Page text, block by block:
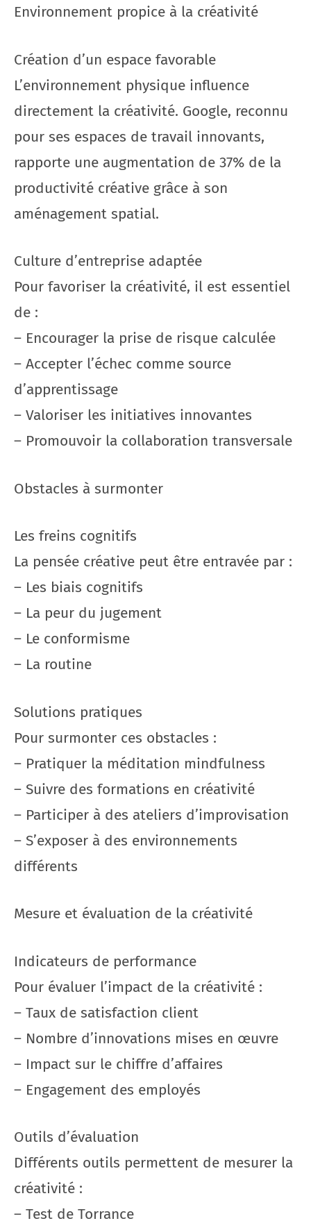
Environnement propice à la créativité
Création d’un espace favorable
L’environnement physique influence
directement la créativité. Google, reconnu
pour ses espaces de travail innovants,
rapporte une augmentation de 37% de la
productivité créative grâce à son
aménagement spatial.
Culture d’entreprise adaptée
Pour favoriser la créativité, il est essentiel
de :
– Encourager la prise de risque calculée
– Accepter l’échec comme source
d’apprentissage
– Valoriser les initiatives innovantes
– Promouvoir la collaboration transversale
Obstacles à surmonter
Les freins cognitifs
La pensée créative peut être entravée par :
– Les biais cognitifs
– La peur du jugement
– Le conformisme
– La routine
Solutions pratiques
Pour surmonter ces obstacles :
– Pratiquer la méditation mindfulness
– Suivre des formations en créativité
– Participer à des ateliers d’improvisation
– S’exposer à des environnements
différents
Mesure et évaluation de la créativité
Indicateurs de performance
Pour évaluer l’impact de la créativité :
– Taux de satisfaction client
– Nombre d’innovations mises en œuvre
– Impact sur le chiffre d’affaires
– Engagement des employés
Outils d’évaluation
Différents outils permettent de mesurer la
créativité :
– Test de Torrance